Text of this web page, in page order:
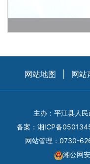
网站地图 网站
主办：平江县人
备案： 湘ICP备
网站管理：0730-
湘公网